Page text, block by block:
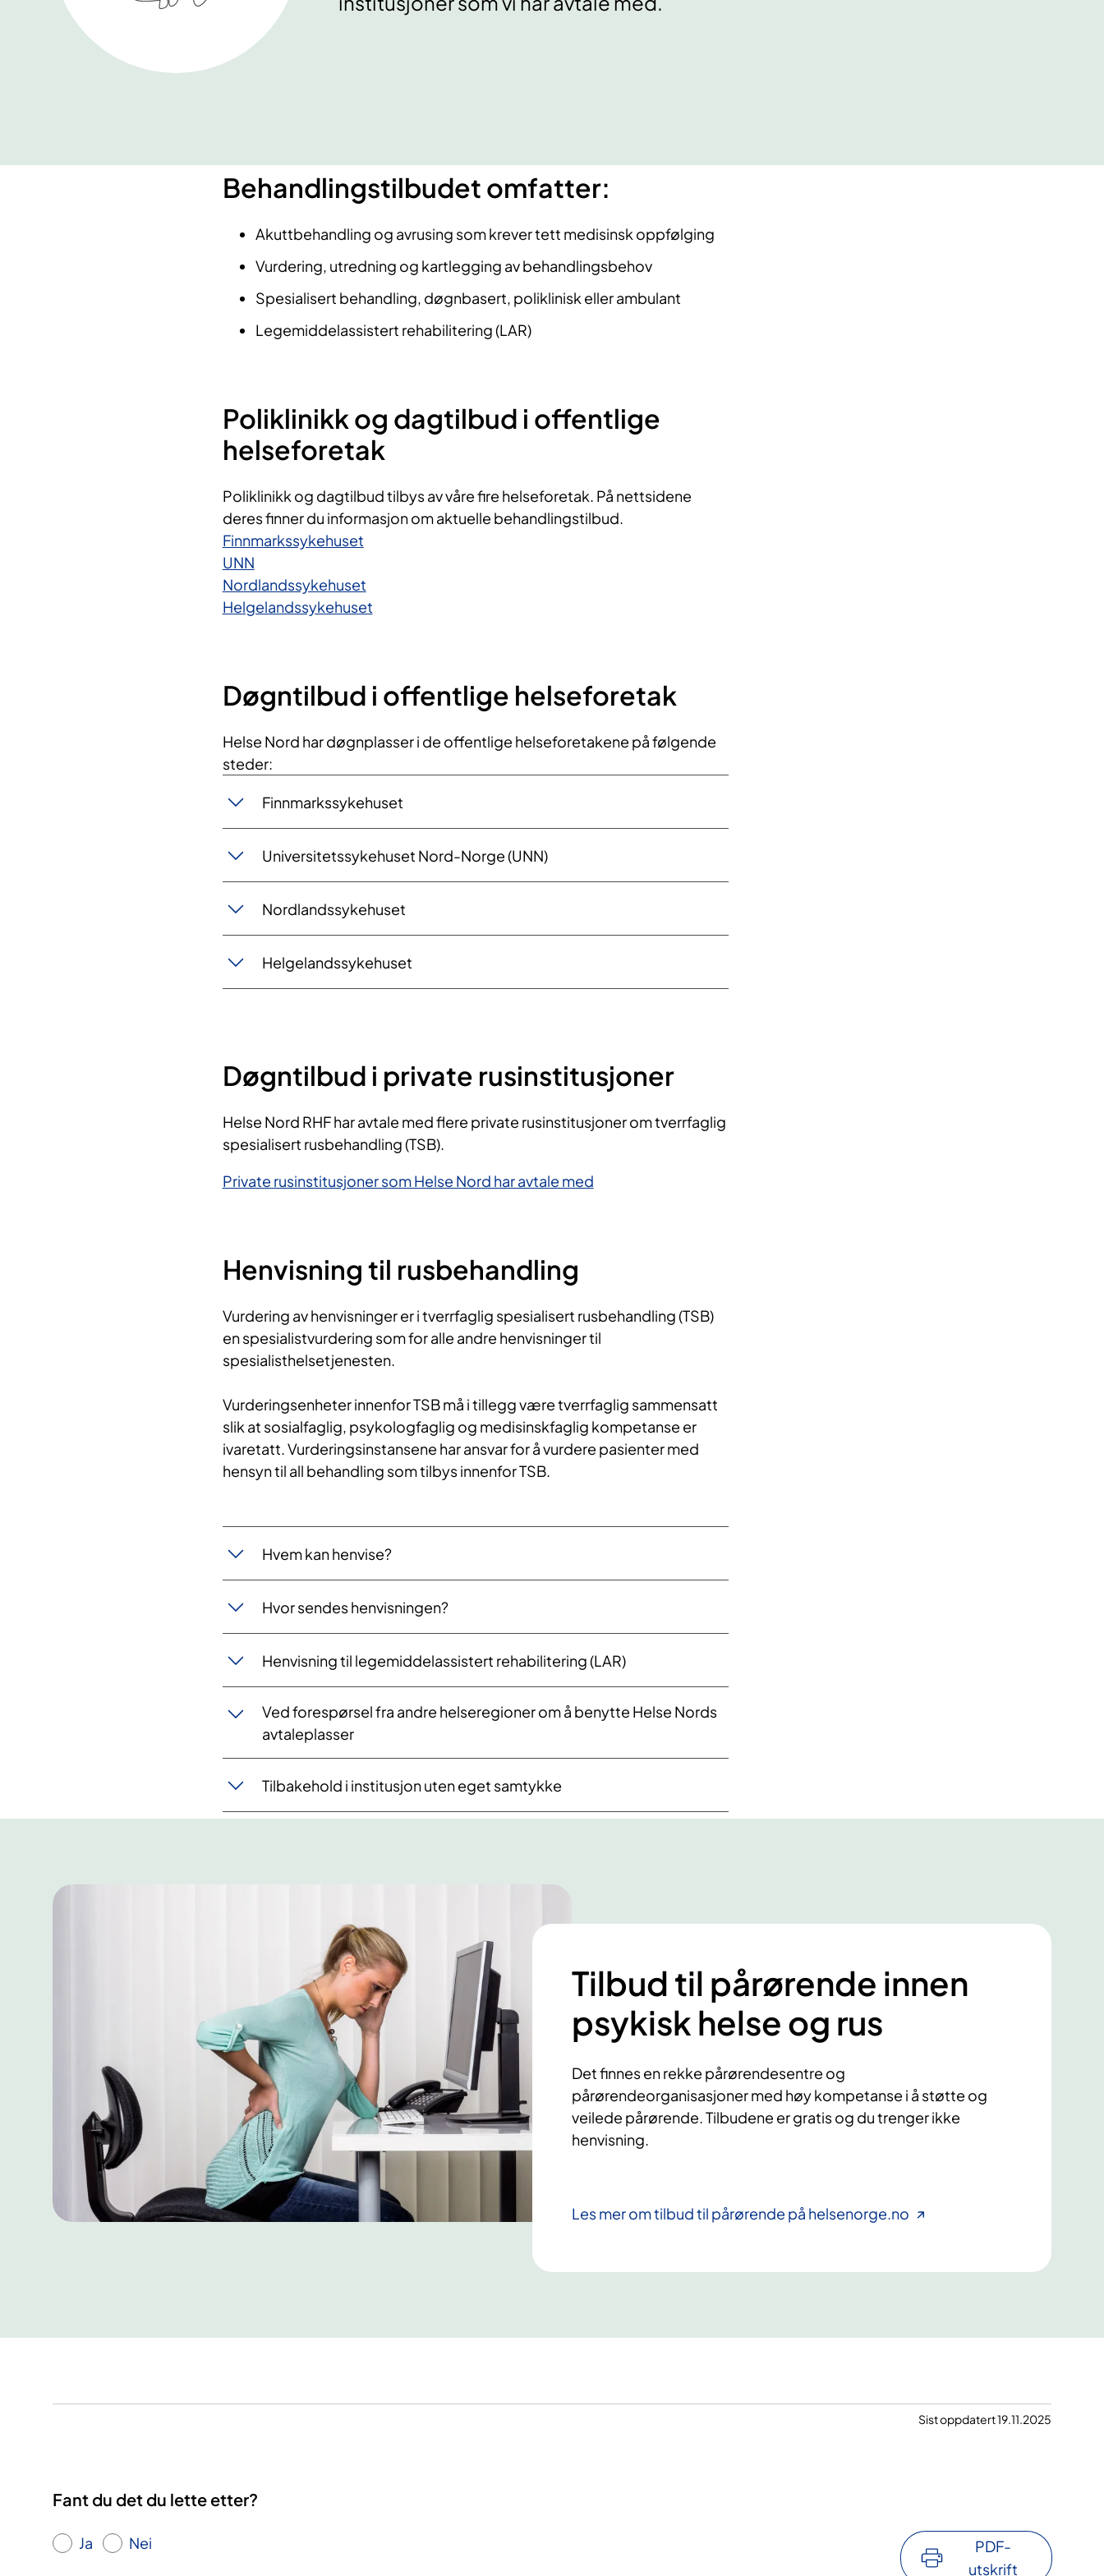
Behandlingstilbudet omfatter:
Akuttbehandling og avrusing som krever tett medisinsk oppfølging
Vurdering, utredning og kartlegging av behandlingsbehov
Spesialisert behandling, døgnbasert, poliklinisk eller ambulant
Legemiddelassistert rehabilitering (LAR)
Poliklinikk og dagtilbud i offentlige
helseforetak
Poliklinikk og dagtilbud tilbys av våre fire helseforetak. På nettsidene
deres finner du informasjon om aktuelle behandlingstilbud.
Finnmarkssykehuset
UNN
Nordlandssykehuset
Helgelandssykehuset​
Døgntilbud i offentlige helseforetak
Helse Nord har døgnplasser i de offentlige helseforetakene på følgende
steder:
Finnmarkssykehuset
Universitetssykehuset Nord-Norge (UNN)
Nordlandssykehuset
Helgelandssykehuset
Døgntilbud i private rusinstitusjoner
​Helse Nord RHF har avtale med flere private rusinstitusjoner om tverrfaglig
spesialisert rusbehandling (TSB).
Private rusinstitusjoner som Helse Nord har avtale med
Henvisning til rusbehandling
Vurdering av henvisninger er i tverrfaglig spesialisert rusbehandling (TSB)
en spesialistvurdering som for alle andre henvisninger til
spesialisthelsetjenesten.
Vurderingsenheter innenfor TSB må i tillegg være tverrfaglig sammensatt
slik at sosialfaglig, psykologfaglig og medisinskfaglig kompetanse er
ivaretatt. Vurderingsinstansene har ansvar for å vurdere pasienter med
hensyn til all behandling som tilbys innenfor TSB.
Hvem kan henvise?
Hvor sendes henvisningen?
Henvisning til legemiddelassistert rehabilitering (LAR)
Ved forespørsel fra andre helseregioner om å benytte Helse Nords
avtaleplasser
Tilbakehold i institusjon uten eget samtykke
Tilbud til pårørende innen
psykisk helse og rus
​​Det finnes en rekke pårørendesentre og
pårørendeorganisasjoner med høy kompetanse i å støtte og
veilede pårørende. Tilbudene er gratis og du trenger ikke
henvisning.
Les mer om tilbud til pårørende på helsenorge.no
Sist oppdatert 19.11.2025
Fant du det du lette etter?
Ja Nei
PDF-
utskrift